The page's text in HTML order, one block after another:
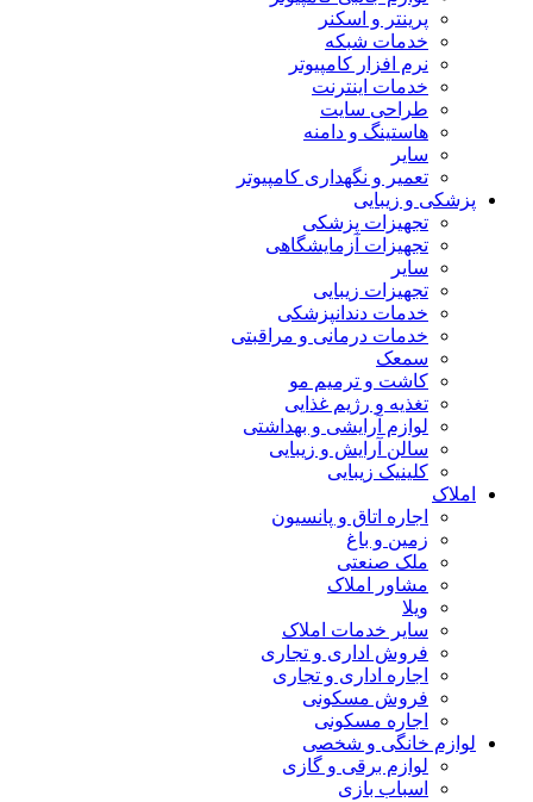
پرینتر و اسکنر
خدمات شبکه
نرم افزار کامپیوتر
خدمات اینترنت
طراحی سایت
هاستینگ و دامنه
سایر
تعمیر و نگهداری کامپیوتر
پزشکی و زیبایی
تجهیزات پزشکی
تجهیزات آزمایشگاهی
سایر
تجهیزات زیبایی
خدمات دندانپزشکی
خدمات درمانی و مراقبتی
سمعک
کاشت و ترمیم مو
تغذیه و رژیم غذایی
لوازم آرایشی و بهداشتی
سالن آرایش و زیبایی
کلینیک زیبایی
املاک
اجاره اتاق و پانسیون
زمین و باغ
ملک صنعتی
مشاور املاک
ویلا
سایر خدمات املاک
فروش اداری و تجاری
اجاره اداری و تجاری
فروش مسکونی
اجاره مسکونی
لوازم خانگی و شخصی
لوازم برقی و گازی
اسباب بازی